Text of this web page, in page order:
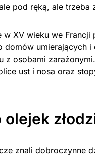
pod ręką, ale
w XV wieku we Francji
domów umierających
z osobami
ust i nosa oraz
olejek
znali dobroczynne